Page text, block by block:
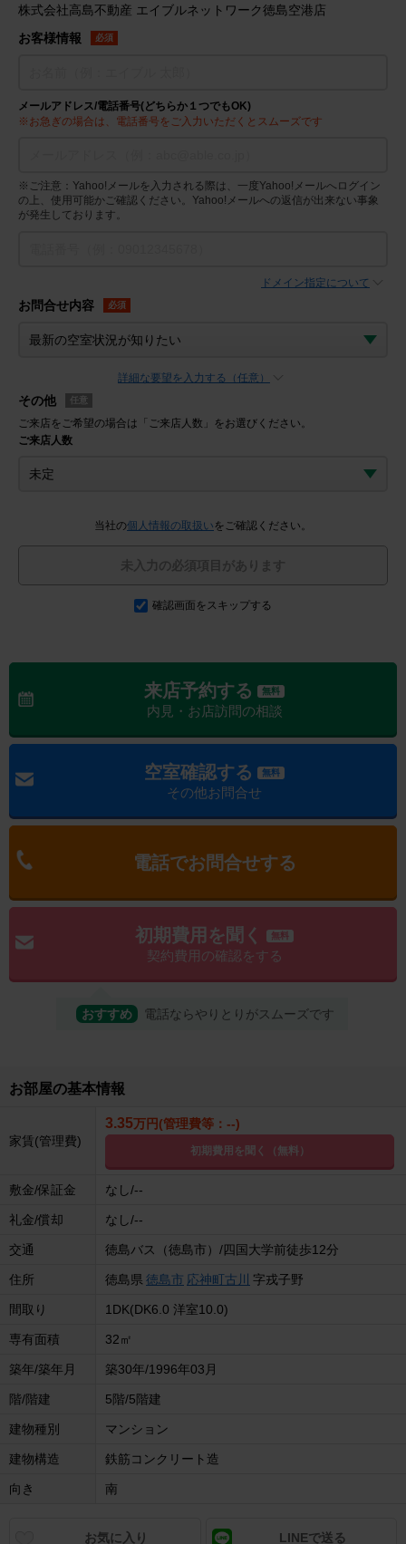
株式会社高島不動産 エイブルネットワーク徳島空港店
お客様情報
必須
メールアドレス/電話番号(どちらか１つでもOK)
※お急ぎの場合は、電話番号をご入力いただくとスムーズです
※ご注意：Yahoo!メールを入力される際は、一度Yahoo!メールへログイン
の上、使用可能かご確認ください。Yahoo!メールへの返信が出来ない事象
が発生しております。
ドメイン指定について
お問合せ内容 必須
詳細な要望を入力する（任意）
その他 任意
ご来店をご希望の場合は「ご来店人数」をお選びください。
ご来店人数
当社の個人情報の取扱い をご確認ください。
未入力の必須項目があります
確認画面をスキップする
来店予約する 無料
内見・お店訪問の相談
空室確認する 無料
その他お問合せ
電話でお問合せする
初期費用を聞く 無料
契約費用の確認をする
おすすめ 電話ならやりとりがスムーズです
お部屋の基本情報
家賃(管理費)
3.35万円(管理費等：--)
初期費用を聞く（無料）
敷金/保証金 なし/--
礼金/償却 なし/--
交通 徳島バス（徳島市）/四国大学前徒歩12分
住所 徳島県 徳島市 応神町古川 字戎子野
間取り 1DK(DK6.0 洋室10.0)
専有面積 32㎡
築年/築年月 築30年/1996年03月
階/階建 5階/5階建
建物種別 マンション
建物構造 鉄筋コンクリート造
向き 南
お気に入り LINEで送る